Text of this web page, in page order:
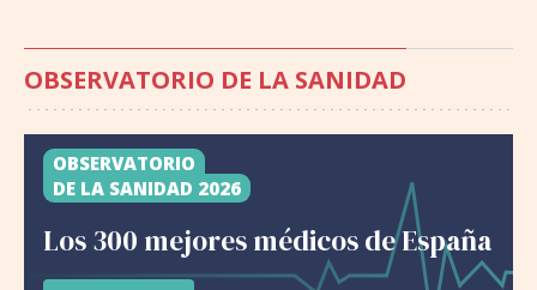
OBSERVATORIO DE LA SANIDAD
OBSERVATORIO
DE LA SANIDAD 2026
Los 300 mejores médicos de España